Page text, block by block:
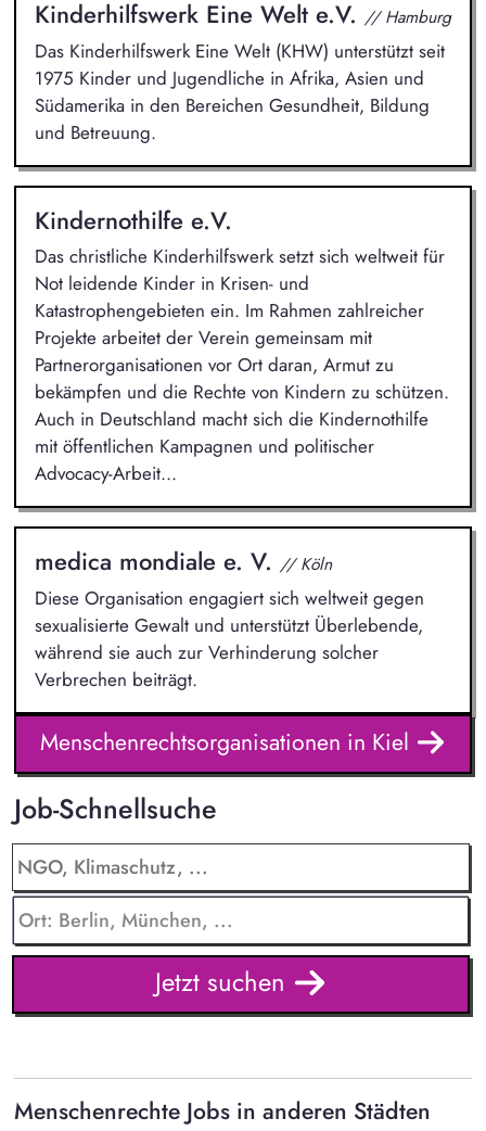
Kinderhilfswerk Eine Welt e.V. // Hamburg
Das Kinderhilfswerk Eine Welt (KHW) unterstützt seit
1975 Kinder und Jugendliche in Afrika, Asien und
Südamerika in den Bereichen Gesundheit, Bildung
und Betreuung.
Kindernothilfe e.V.
Das christliche Kinderhilfswerk setzt sich weltweit für
Not leidende Kinder in Krisen- und
Katastrophengebieten ein. Im Rahmen zahlreicher
Projekte arbeitet der Verein gemeinsam mit
Partnerorganisationen vor Ort daran, Armut zu
bekämpfen und die Rechte von Kindern zu schützen.
Auch in Deutschland macht sich die Kindernothilfe
mit öffentlichen Kampagnen und politischer
Advocacy-Arbeit...
medica mondiale e. V. // Köln
Diese Organisation engagiert sich weltweit gegen
sexualisierte Gewalt und unterstützt Überlebende,
während sie auch zur Verhinderung solcher
Verbrechen beiträgt.
Menschenrechtsorganisationen in Kiel
Job-Schnellsuche
Jetzt suchen
Menschenrechte Jobs in anderen Städten